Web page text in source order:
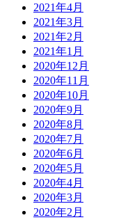
2021年4月
2021年3月
2021年2月
2021年1月
2020年12月
2020年11月
2020年10月
2020年9月
2020年8月
2020年7月
2020年6月
2020年5月
2020年4月
2020年3月
2020年2月